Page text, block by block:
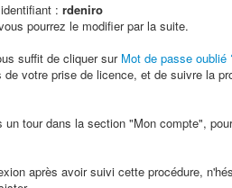
:rdeniro
pourrez le modifier par la suite.
suffit de cliquer sur Mot de passe oublié
votre prise de licence, et de suivre la
tour dans la section "Mon compte",
après avoir suivi cette procédure,